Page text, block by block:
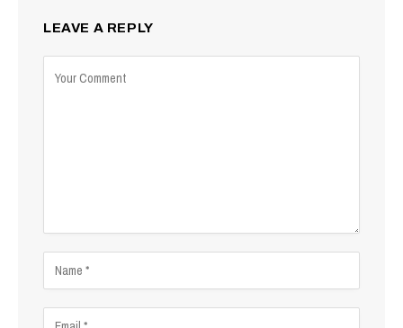
LEAVE A REPLY